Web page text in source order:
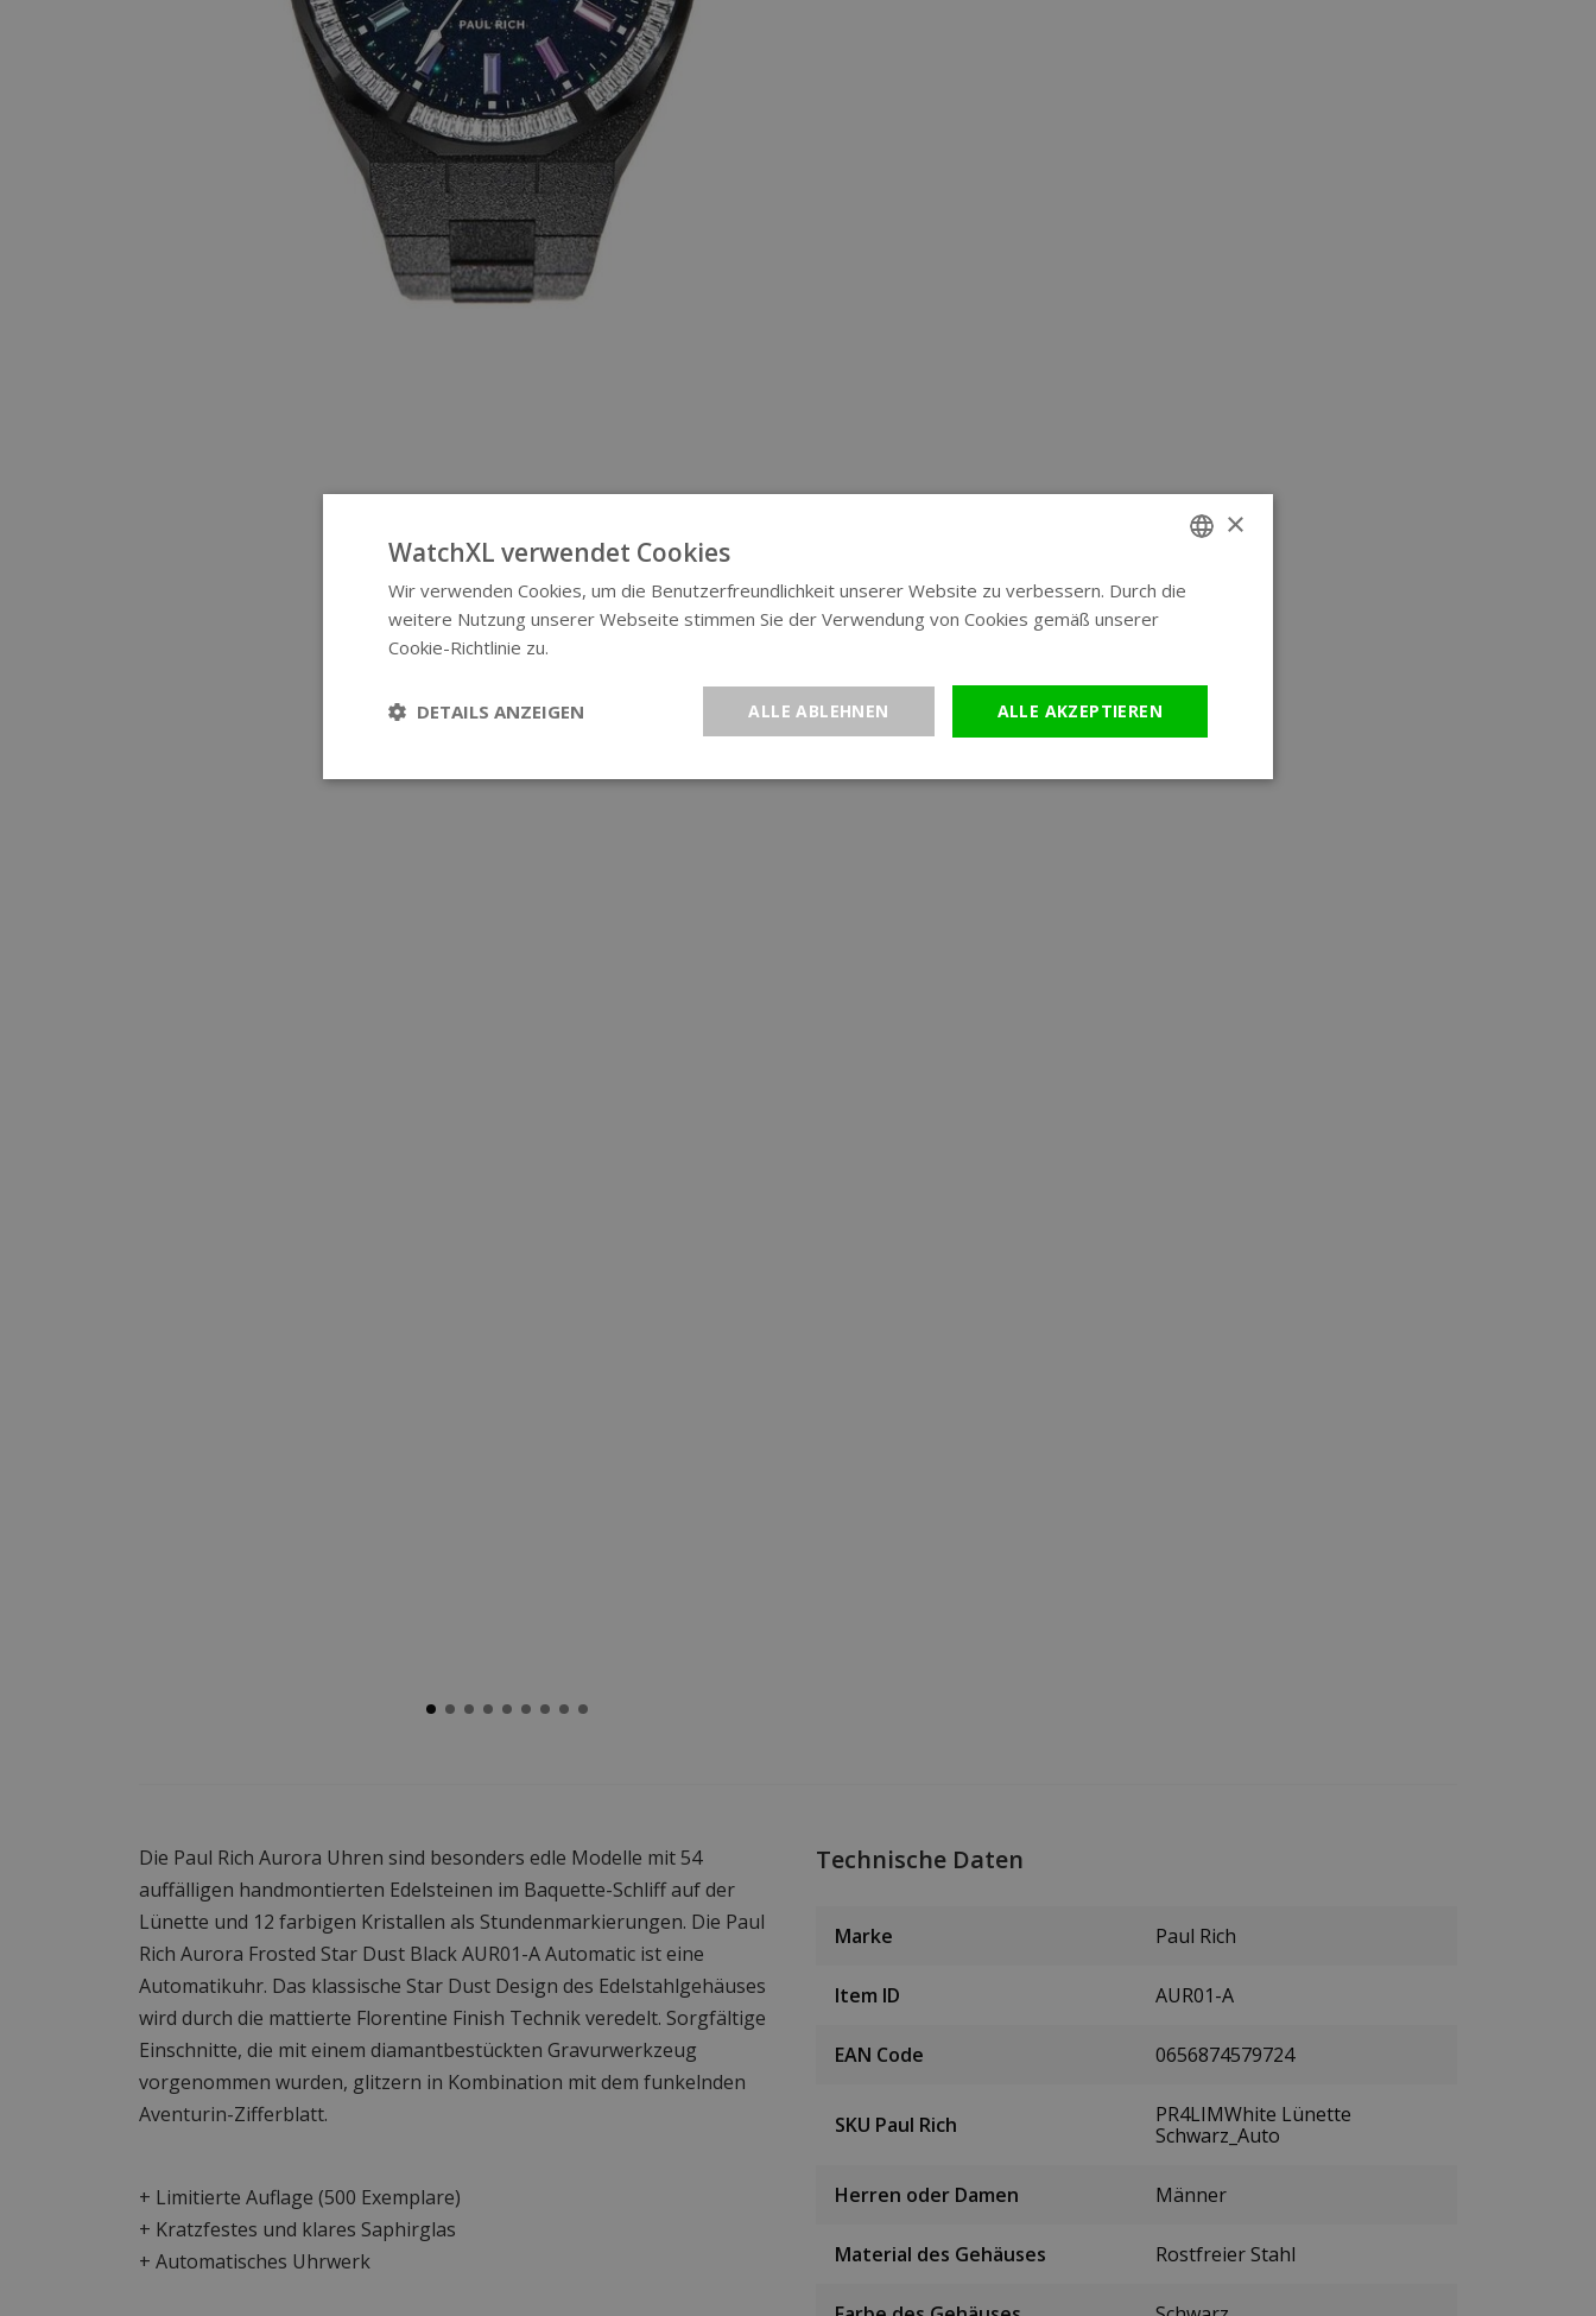
Die Paul Rich Aurora Uhren sind besonders edle Modelle mit 54
auffälligen handmontierten Edelsteinen im Baquette-Schliff auf der
Lünette und 12 farbigen Kristallen als Stundenmarkierungen. Die Paul
Rich Aurora Frosted Star Dust Black AUR01-A Automatic ist eine
Automatikuhr. Das klassische Star Dust Design des Edelstahlgehäuses
wird durch die mattierte Florentine Finish Technik veredelt. Sorgfältige
Einschnitte, die mit einem diamantbestückten Gravurwerkzeug
vorgenommen wurden, glitzern in Kombination mit dem funkelnden
Aventurin-Zifferblatt.
+ Limitierte Auflage (500 Exemplare)
+ Kratzfestes und klares Saphirglas
+ Automatisches Uhrwerk
Technische Daten
Marke Paul Rich
Item ID AUR01-A
EAN Code 0656874579724
SKU Paul Rich
PR4LIMWhite Lünette
Schwarz_Auto
Herren oder Damen Männer
Material des Gehäuses Rostfreier Stahl
ENGLISH
×
WatchXL verwendet Cookies
Wir verwenden Cookies, um die Benutzerfreundlichkeit unserer Website zu verbessern. Durch die
weitere Nutzung unserer Webseite stimmen Sie der Verwendung von Cookies gemäß unserer
Cookie-Richtlinie zu.
ALLE AKZEPTIEREN
ALLE ABLEHNEN
DETAILS ANZEIGEN